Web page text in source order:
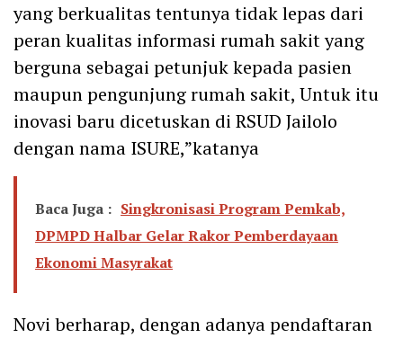
yang berkualitas tentunya tidak lepas dari
peran kualitas informasi rumah sakit yang
berguna sebagai petunjuk kepada pasien
maupun pengunjung rumah sakit, Untuk itu
inovasi baru dicetuskan di RSUD Jailolo
dengan nama ISURE,”katanya
Baca Juga : Singkronisasi Program Pemkab,
DPMPD Halbar Gelar Rakor Pemberdayaan
Ekonomi Masyrakat
Novi berharap, dengan adanya pendaftaran